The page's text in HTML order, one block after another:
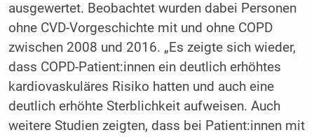
ausgewertet. Beobachtet wurden dabei Personen
ohne CVD-Vorgeschichte mit und ohne COPD
zwischen 2008 und 2016. „Es zeigte sich wieder,
dass COPD-Patient:innen ein deutlich erhöhtes
kardiovaskuläres Risiko hatten und auch eine
deutlich erhöhte Sterblichkeit aufweisen. Auch
weitere Studien zeigten, dass bei Patient:innen mit